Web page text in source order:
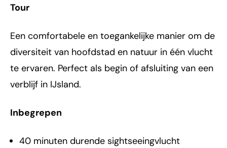
Tour
Een comfortabele en toegankelijke manier om de
diversiteit van hoofdstad en natuur in één vlucht
te ervaren. Perfect als begin of afsluiting van een
verblijf in IJsland.
Inbegrepen
40 minuten durende sightseeingvlucht